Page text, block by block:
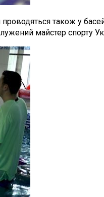
проводяться також у
майстер спорту